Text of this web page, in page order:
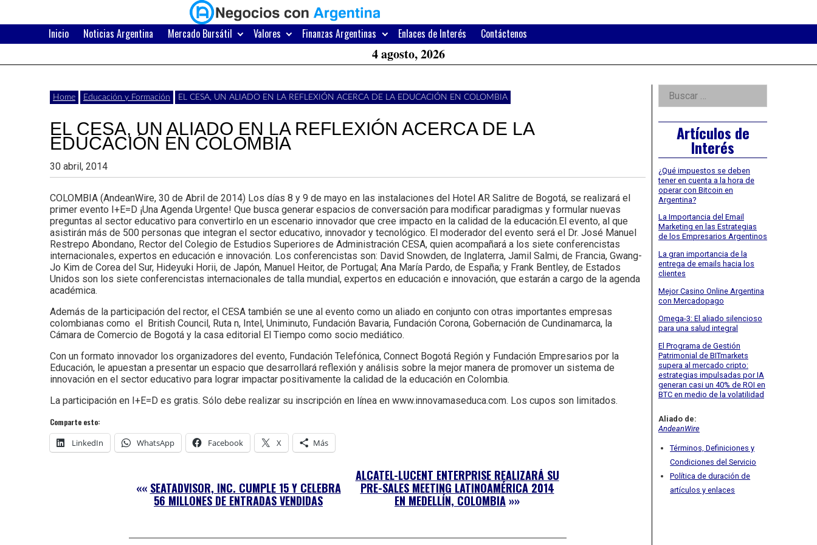
content
Negocios
con
Argentina
Últimas
noticias,
y
actualidad
de
negocios
con
Argentina.
Area
Inicio Noticias Argentina Mercado Bursátil Valores Finanzas Argentinas Enlaces de Interés Contáctenos
4 agosto, 2026
Home Educación y Formación EL CESA, UN ALIADO EN LA REFLEXIÓN ACERCA DE LA EDUCACIÓN EN COLOMBIA
EL CESA, UN ALIADO EN LA REFLEXIÓN ACERCA DE LA
EDUCACIÓN EN COLOMBIA
30 abril, 2014
COLOMBIA (AndeanWire, 30 de Abril de 2014) Los días 8 y 9 de mayo en las instalaciones del Hotel AR Salitre de Bogotá, se realizará el
primer evento I+E=D ¡Una Agenda Urgente! Que busca generar espacios de conversación para modificar paradigmas y formular nuevas
preguntas al sector educativo para convertirlo en un escenario innovador que cree impacto en la calidad de la educación.El evento, al que
asistirán más de 500 personas que integran el sector educativo, innovador y tecnológico. El moderador del evento será el Dr. José Manuel
Restrepo Abondano, Rector del Colegio de Estudios Superiores de Administración CESA, quien acompañará a los siete conferencistas
internacionales, expertos en educación e innovación. Los conferencistas son: David Snowden, de Inglaterra, Jamil Salmi, de Francia, Gwang-
Jo Kim de Corea del Sur, Hideyuki Horii, de Japón, Manuel Heitor, de Portugal; Ana María Pardo, de España; y Frank Bentley, de Estados
Unidos son los siete conferencistas internacionales de talla mundial, expertos en educación e innovación, que estarán a cargo de la agenda
académica.
Además de la participación del rector, el CESA también se une al evento como un aliado en conjunto con otras importantes empresas
colombianas como el British Council, Ruta n, Intel, Uniminuto, Fundación Bavaria, Fundación Corona, Gobernación de Cundinamarca, la
Cámara de Comercio de Bogotá y la casa editorial El Tiempo como socio mediático.
Con un formato innovador los organizadores del evento, Fundación Telefónica, Connect Bogotá Región y Fundación Empresarios por la
Educación, le apuestan a presentar un espacio que desarrollará reflexión y análisis sobre la mejor manera de promover un sistema de
innovación en el sector educativo para lograr impactar positivamente la calidad de la educación en Colombia.
La participación en I+E=D es gratis. Sólo debe realizar su inscripción en línea en www.innovamaseduca.com. Los cupos son limitados.
Comparte esto:
LinkedIn WhatsApp Facebook X Más
«« SEATADVISOR, INC. CUMPLE 15 Y CELEBRA
56 MILLONES DE ENTRADAS VENDIDAS
ALCATEL-LUCENT ENTERPRISE REALIZARÁ SU
PRE-SALES MEETING LATINOAMÉRICA 2014
EN MEDELLÍN, COLOMBIA »»
Right
Asides
Buscar:
Artículos de
Interés
¿Qué impuestos se deben
tener en cuenta a la hora de
operar con Bitcoin en
Argentina?
La Importancia del Email
Marketing en las Estrategias
de los Empresarios Argentinos
La gran importancia de la
entrega de emails hacia los
clientes
Mejor Casino Online Argentina
con Mercadopago
Omega-3: El aliado silencioso
para una salud integral
El Programa de Gestión
Patrimonial de BITmarkets
supera al mercado cripto:
estrategias impulsadas por IA
generan casi un 40% de ROI en
BTC en medio de la volatilidad
Aliado de:
AndeanWire
Términos, Definiciones y
Condiciones del Servicio
Política de duración de
artículos y enlaces